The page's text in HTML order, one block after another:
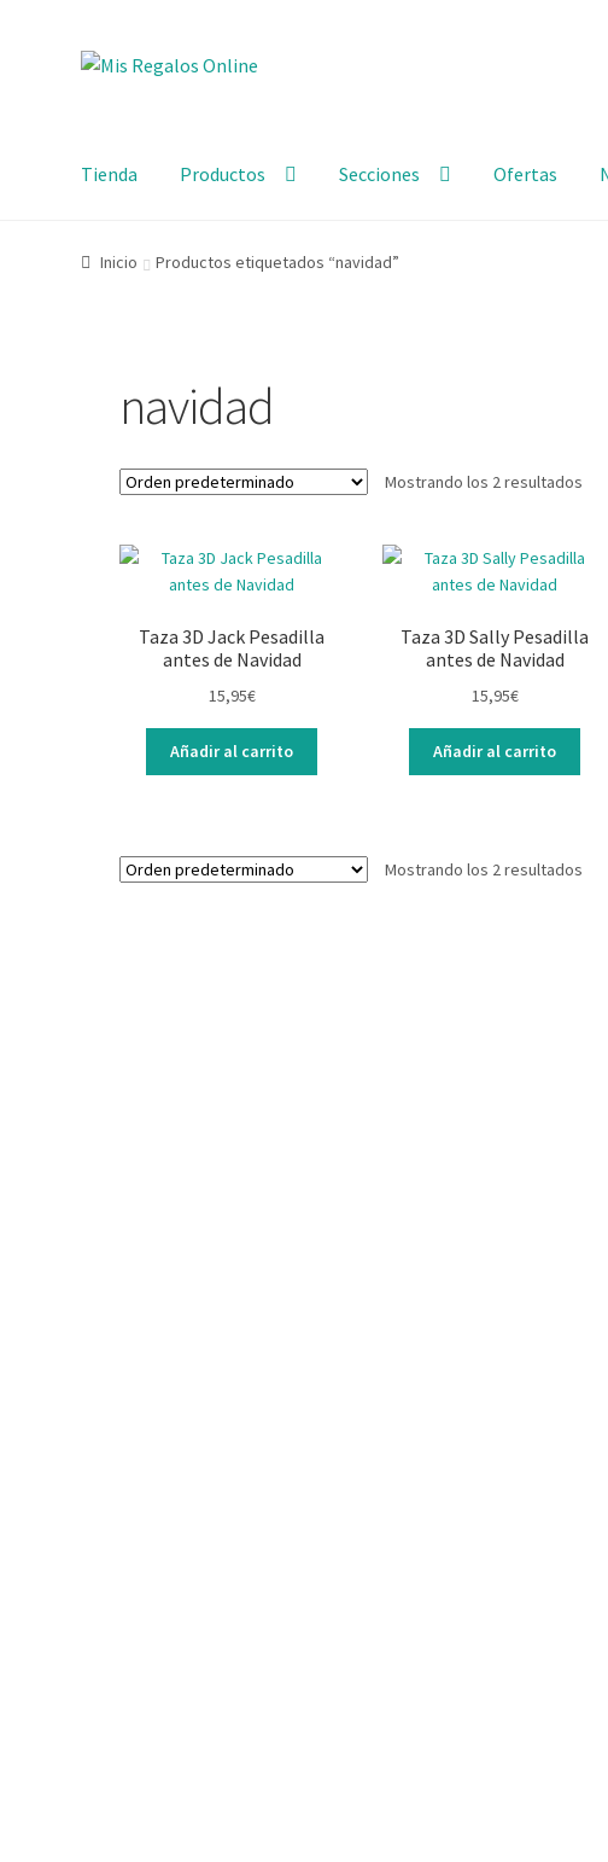
Tienda Productos Secciones Ofertas
Inicio Productos etiquetados “navidad”
navidad
Mostrando los 2 resultados
Taza 3D Jack Pesadilla
antes de Navidad
15,95€
Añadir al carrito
Taza 3D Sally Pesadilla
antes de Navidad
15,95€
Añadir al carrito
Mostrando los 2 resultados